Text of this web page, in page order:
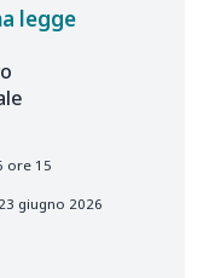
legge
ore 15
23 giugno 2026